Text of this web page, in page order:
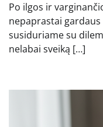
Po ilgos ir
nepaprastai
susiduriame su
nelabai sveiką […]